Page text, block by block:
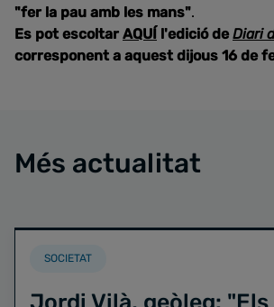
"fer la pau amb les mans".
Es pot escoltar AQUÍ l'edició deDiari
corresponent a aquest dijous 16 de
Més actualitat
SOCIETAT